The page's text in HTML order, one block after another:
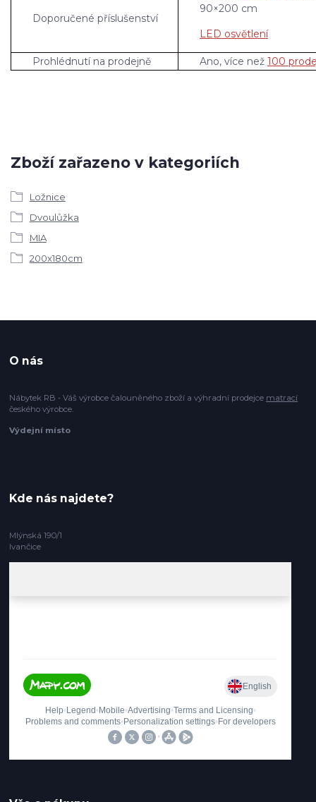
Doporučené příslušenství
90×200 cm
LED osvětlení
Prohlédnutí na prodejně Ano, více než 100
Zboží zařazeno v kategoriích
Ložnice
Dvoulůžka
MIA
200x180cm
O nás
Nábytek RB - Váš výrobce čalouněného zboží a výhradní prodejce matrací
českého výrobce.
Výdejní místo
Kde nás najdete?
Mlýnská 190/1
Ivančice